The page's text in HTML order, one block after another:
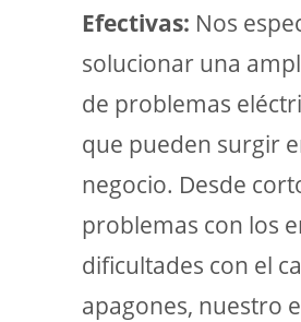
Efectivas: Nos
solucionar una
de problemas
que pueden surgir
negocio. Desde
problemas con los
dificultades con el
apagones, nuestro